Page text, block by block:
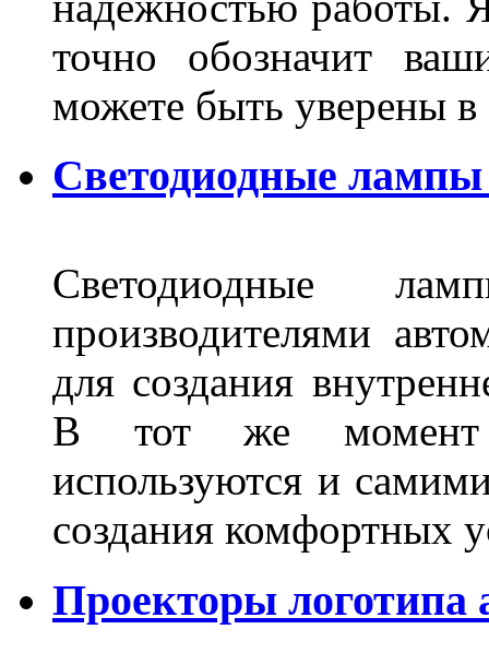
точно обозначит
можете быть уверены
Светодиодные
Светодиодные
производителями
для создания
В тот же момент
используются и
создания комфортных
Проекторы логотипа